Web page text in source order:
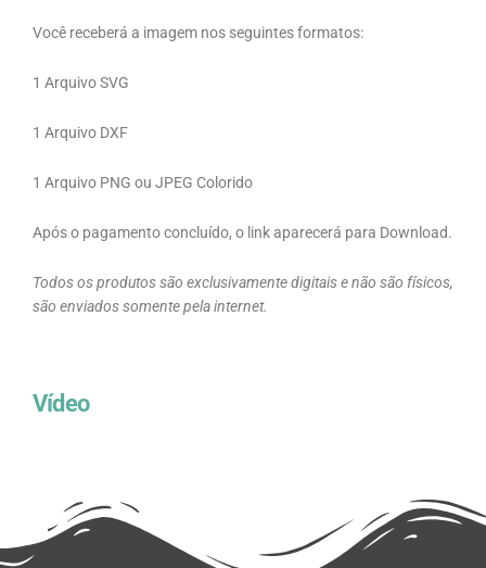
Você receberá a imagem nos seguintes formatos:
1 Arquivo SVG
1 Arquivo DXF
1 Arquivo PNG ou JPEG Colorido
Após o pagamento concluído, o link aparecerá para Download.
Todos os produtos são exclusivamente digitais e não são físicos,
são enviados somente pela internet.
Vídeo